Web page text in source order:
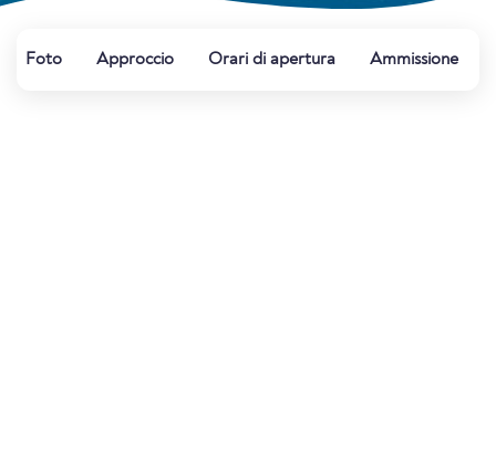
Foto Approccio Orari di apertura Ammissione